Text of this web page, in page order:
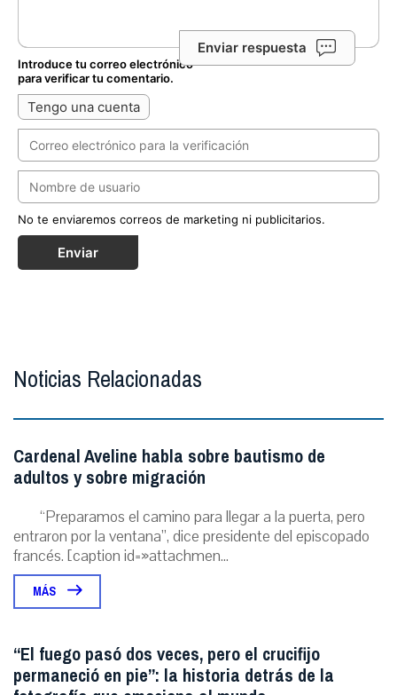
Enviar respuesta
Introduce tu correo electrónico
para verificar tu comentario.
Tengo una cuenta
No te enviaremos correos de marketing ni publicitarios.
Enviar
Noticias Relacionadas
Cardenal Aveline habla sobre bautismo de
adultos y sobre migración
“Preparamos el camino para llegar a la puerta, pero
entraron por la ventana”, dice presidente del episcopado
francés. [caption id=»attachmen...
MÁS
“El fuego pasó dos veces, pero el crucifijo
permaneció en pie”: la historia detrás de la